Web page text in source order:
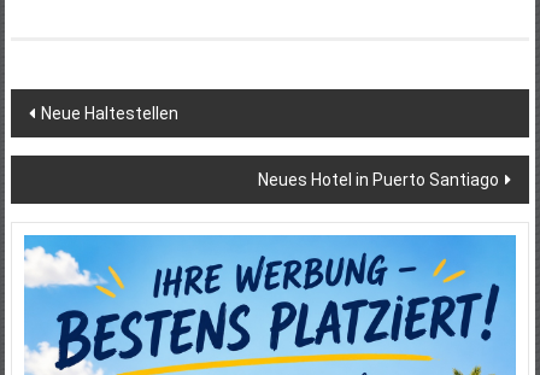
Beitragsnavigation
Neue Haltestellen
Neues Hotel in Puerto Santiago